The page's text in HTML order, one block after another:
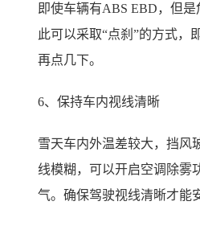
即使车辆有ABS EBD，但
此可以采取“点刹”的方式，
再点几下。
6、保持车内视线清晰
雪天车内外温差较大，挡风
线模糊，可以开启空调除雾
气。确保驾驶视线清晰才能